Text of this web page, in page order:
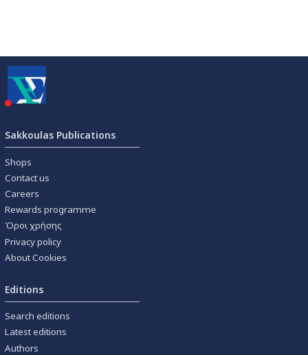
Sakkoulas Publications
Shops
Contact us
Careers
Rewards programme
Όροι χρήσης
Privacy policy
About Cookies
Editions
Search editions
Latest editions
Authors